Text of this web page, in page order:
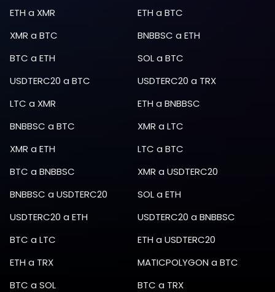
ETH a XMR ETH a BTC
XMR a BTC BNBBSC a ETH
BTC a ETH SOLa BTC
USDTERC20 a BTC USDTERC20 a TRX
LTC a XMR ETH a BNBBSC
BNBBSC a BTC XMR a LTC
XMR a ETH LTC a BTC
BTC a BNBBSC XMR a USDTERC20
BNBBSC a USDTERC20 SOLa ETH
USDTERC20 a ETH USDTERC20 a BNBBSC
BTC a LTC ETH a USDTERC20
ETH a TRX MATICPOLYGON a BTC
BTC a SOL BTC a TRX